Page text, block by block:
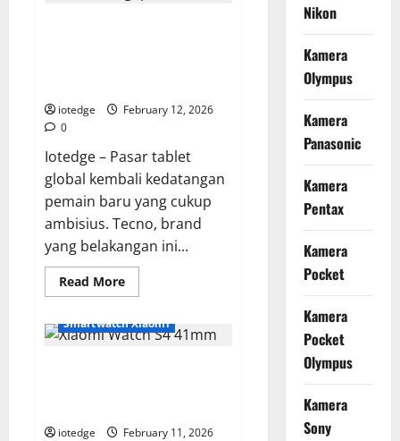
iotedge
February 12, 2026
0
Iotedge – Pasar tablet
global kembali kedatangan
pemain baru yang cukup
ambisius. Tecno, brand
yang belakangan ini...
Read MoreRead
more
Megapad
11
Upgrade?
Smartwatch Xiaomi
iotedge
February 11, 2026
Nikon
Kamera
Olympus
Kamera
Panasonic
Kamera
Pentax
Kamera
Pocket
Kamera
Pocket
Olympus
Kamera
Sony